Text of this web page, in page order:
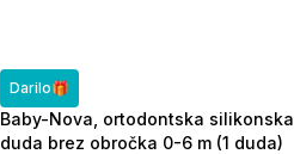
Darilo🎁
Baby-Nova, ortodontska silikonska
duda brez obročka 0-6 m (1 duda)